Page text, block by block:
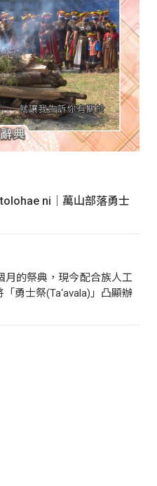
ni｜萬山部落勇士
月的祭典，現今配合族人工
勇士祭(Ta‘avala)」凸顯辦